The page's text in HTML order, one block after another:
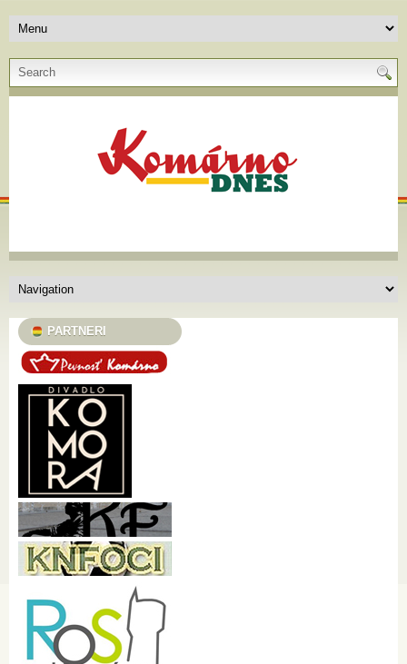
PARTNERI